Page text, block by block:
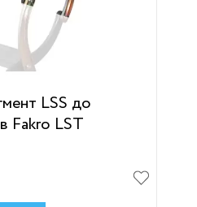
LSS до
Fakro LST